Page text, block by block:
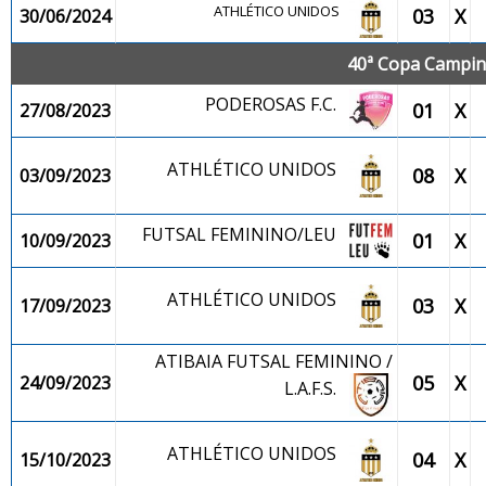
30/06/2024 ATHLÉTICO UNIDOS 03 X
40ª Copa
27/08/2023
PODEROSAS F.C. 01 X
03/09/2023 ATHLÉTICO UNIDOS 08 X
10/09/2023 FUTSAL FEMININO/LEU 01 X
17/09/2023 ATHLÉTICO UNIDOS 03 X
24/09/2023
ATIBAIA FUTSAL FEMININO /
L.A.F.S.
05 X
15/10/2023 ATHLÉTICO UNIDOS 04 X